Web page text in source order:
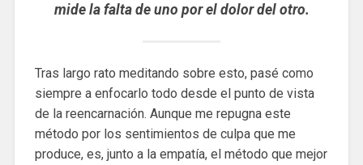
mide la falta de uno por el dolor del otro.
Tras largo rato meditando sobre esto, pasé como
siempre a enfocarlo todo desde el punto de vista
de la reencarnación. Aunque me repugna este
método por los sentimientos de culpa que me
produce, es, junto a la empatía, el método que mejor